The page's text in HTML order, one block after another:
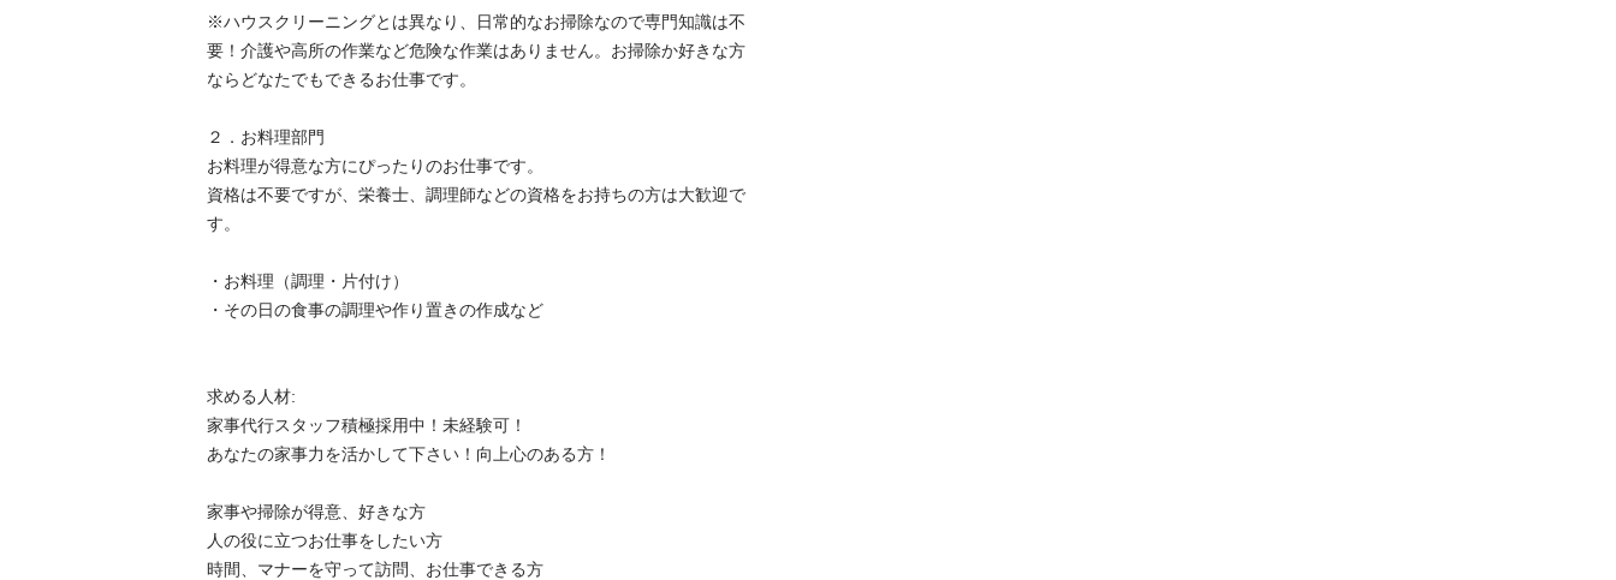
※ハウスクリーニングとは異なり、日常的なお掃除なので専門知識は不
要！介護や高所の作業など危険な作業はありません。お掃除か好きな方
ならどなたでもできるお仕事です。
２．お料理部門
お料理が得意な方にぴったりのお仕事です。
資格は不要ですが、栄養士、調理師などの資格をお持ちの方は大歓迎で
す。
・お料理（調理・片付け）
・その日の食事の調理や作り置きの作成など
求める人材:
家事代行スタッフ積極採用中！未経験可！
あなたの家事力を活かして下さい！向上心のある方！
家事や掃除が得意、好きな方
人の役に立つお仕事をしたい方
時間、マナーを守って訪問、お仕事できる方